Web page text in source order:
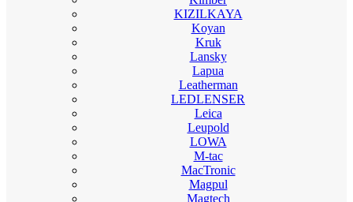
KIZILKAYA
Koyan
Kruk
Lansky
Lapua
Leatherman
LEDLENSER
Leica
Leupold
LOWA
M-tac
MacTronic
Magpul
Magtech